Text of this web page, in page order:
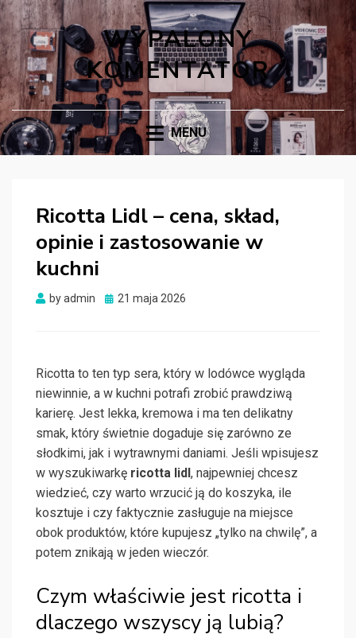
WYPALONY
KOMENTATOR
MENU
Ricotta Lidl – cena, skład,
opinie i zastosowanie w
kuchni
byadmin
Posted
21 maja 2026
Ricotta to ten typ sera, który w lodówce wygląda
niewinnie, a w kuchni potrafi zrobić prawdziwą
karierę. Jest lekka, kremowa i ma ten delikatny
smak, który świetnie dogaduje się zarówno ze
słodkimi, jak i wytrawnymi daniami. Jeśli wpisujesz
w wyszukiwarkę ricotta lidl , najpewniej chcesz
wiedzieć, czy warto wrzucić ją do koszyka, ile
kosztuje i czy faktycznie zasługuje na miejsce
obok produktów, które kupujesz „tylko na chwilę”, a
potem znikają w jeden wieczór.
Czym właściwie jest ricotta i
dlaczego wszyscy ją lubią?